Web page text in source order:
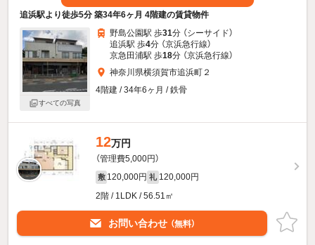
追浜駅より徒歩5分 築34年6ヶ月 4階建の賃貸物件
すべての写真
野島公園駅 歩31分 （シーサイド）
追浜駅 歩4分 （京浜急行線）
京急田浦駅 歩18分 （京浜急行線）
神奈川県横須賀市追浜町２
4階建 / 34年6ヶ月 / 鉄骨
12万円
（管理費5,000円）
敷 120,000円 礼 120,000円
2階 / 1LDK / 56.51㎡
お問い合わせ （無料）